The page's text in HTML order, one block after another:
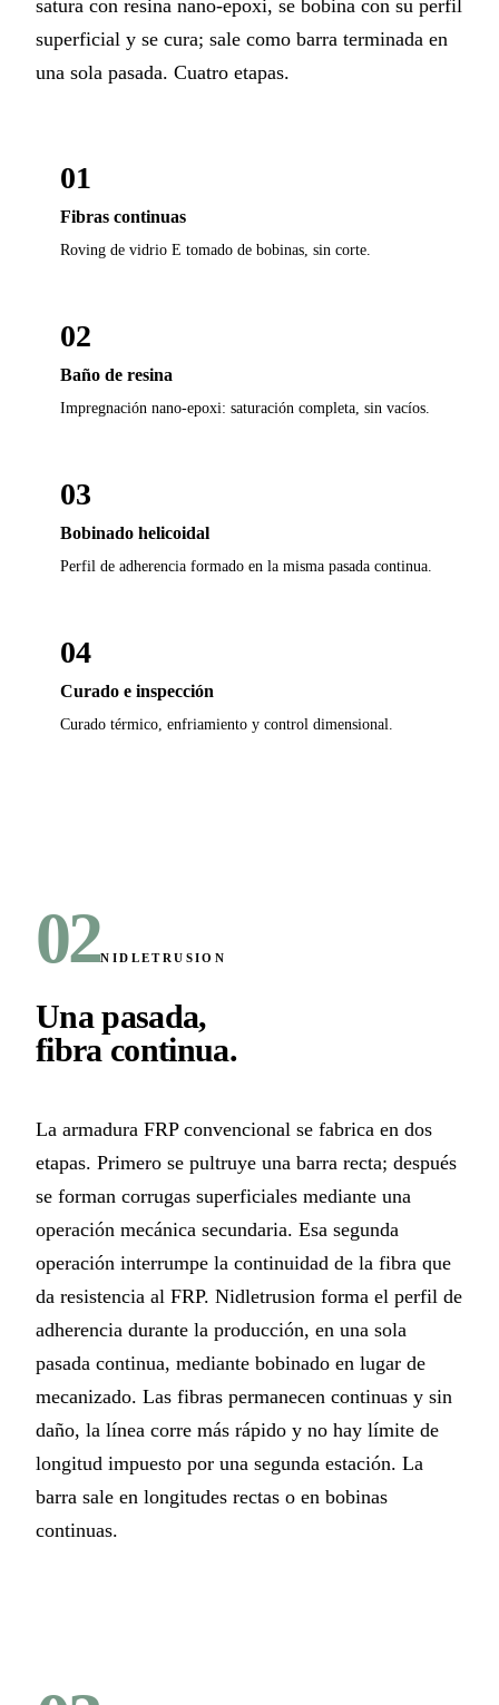
satura con resina nano-epoxi, se bobina con su perfil
superficial y se cura; sale como barra terminada en
una sola pasada. Cuatro etapas.
01
Fibras continuas
Roving de vidrio E tomado de bobinas, sin corte.
02
Baño de resina
Impregnación nano-epoxi: saturación completa, sin vacíos.
03
Bobinado helicoidal
Perfil de adherencia formado en la misma pasada continua.
04
Curado e inspección
Curado térmico, enfriamiento y control dimensional.
02NIDLETRUSION
Una pasada,
fibra continua.
La armadura FRP convencional se fabrica en dos
etapas. Primero se pultruye una barra recta; después
se forman corrugas superficiales mediante una
operación mecánica secundaria. Esa segunda
operación interrumpe la continuidad de la fibra que
da resistencia al FRP. Nidletrusion forma el perfil de
adherencia durante la producción, en una sola
pasada continua, mediante bobinado en lugar de
mecanizado. Las fibras permanecen continuas y sin
daño, la línea corre más rápido y no hay límite de
longitud impuesto por una segunda estación. La
barra sale en longitudes rectas o en bobinas
continuas.